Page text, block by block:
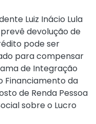
Luiz Inácio Lula
devolução de
pode ser
para compensar
de Integração
Financiamento da
de Renda Pessoa
sobre o Lucro